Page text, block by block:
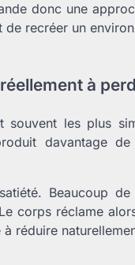
donc une
de recréer un
à
souvent les plus
davantage de
Beaucoup
corps réclame
réduire